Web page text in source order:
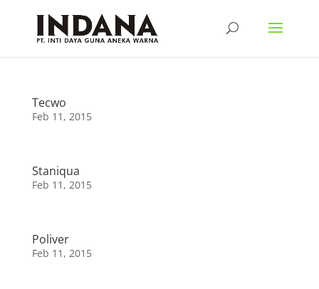
Tecwo
Feb 11, 2015
Staniqua
Feb 11, 2015
Poliver
Feb 11, 2015